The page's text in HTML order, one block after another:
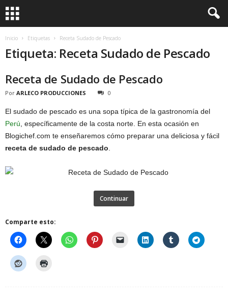
Inicio Etiquetas Receta Sudado de Pescado
Etiqueta: Receta Sudado de Pescado
Receta de Sudado de Pescado
Por ARLECO PRODUCCIONES 0
El sudado de pescado es una sopa típica de la gastronomía del
Perú , específicamente de la costa norte. En esta ocasión en
Blogichef.com te enseñaremos cómo preparar una deliciosa y fácil
receta de sudado de pescado
Continuar
Comparte esto: